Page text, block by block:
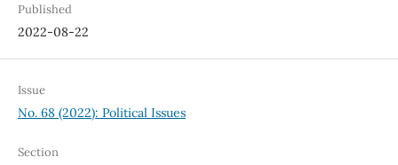
Published
2022-08-22
Issue
No. 68 (2022): Political Issues
Section